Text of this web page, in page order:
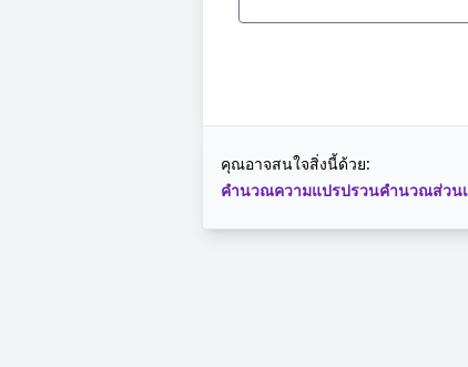
คุณอาจสนใจสิ่งนี้ด้วย:
คำนวณความแปรปรวนคำนวณส่วน